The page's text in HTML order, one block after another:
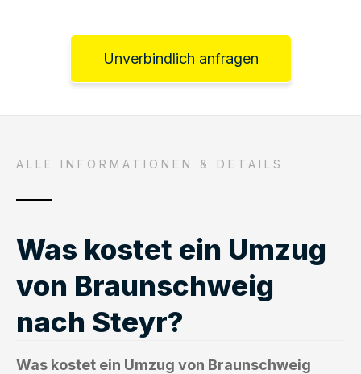
Unverbindlich anfragen
ALLE INFORMATIONEN & DETAILS
Was kostet ein Umzug
von Braunschweig
nach Steyr?
Was kostet ein Umzug von Braunschweig